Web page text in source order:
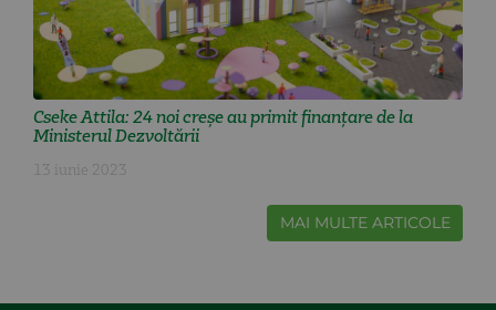
Cseke Attila: 24 noi creșe au primit finanțare de la
Ministerul Dezvoltării
13 iunie 2023
MAI MULTE ARTICOLE